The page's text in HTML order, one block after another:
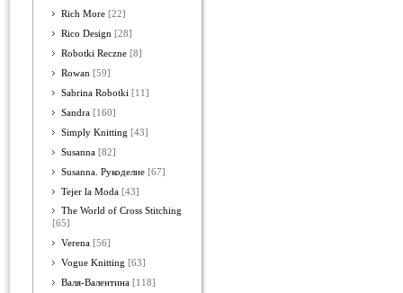
Rich More [22]
Rico Design [28]
Robotki Reczne [8]
Rowan [59]
Sabrina Robotki [11]
Sandra [160]
Simply Knitting [43]
Susanna [82]
Susanna. Рукоделие [67]
Tejer la Moda [43]
The World of Cross Stitching
[65]
Verena [56]
Vogue Knitting [63]
Валя-Валентина [118]